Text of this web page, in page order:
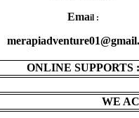
Email :
ONLINE SUPPORTS :
WE